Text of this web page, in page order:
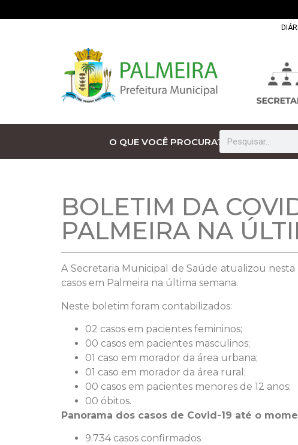
O QUE VOCÊ PROCURA?
BOLETIM DA
PALMEIRA NA
A Secretaria Municipal de Saúde atualizou nesta
casos em Palmeira na última semana.
Neste boletim foram contabilizados:
02 casos em pacientes femininos;
00 casos em pacientes masculinos;
01 caso em morador da área urbana;
01 caso em morador da área rural;
00 casos em pacientes menores de 12 anos;
00 óbitos.
Panorama dos casos de Covid-19 até o
9.734 casos confirmados